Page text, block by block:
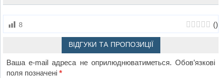
8 ()
ВІДГУКИ ТА ПРОПОЗИЦІЇ
Ваша e-mail адреса не оприлюднюватиметься. Обов’язкові
поля позначені*